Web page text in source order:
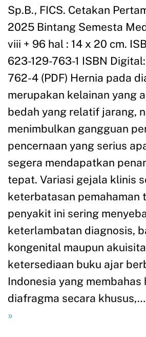
Sp.B., FICS. Cetakan
2025 Bintang Semesta
viii + 96 hal : 14 x 20 cm.
623-129-763-1 ISBN
762-4 (PDF) Hernia pada
merupakan kelainan yang
bedah yang relatif jarang,
menimbulkan gangguan
pencernaan yang serius
segera mendapatkan
tepat. Variasi gejala klinis
keterbatasan pemahaman
penyakit ini sering
keterlambatan diagnosis,
kongenital maupun
ketersediaan buku ajar
Indonesia yang membahas
diafragma secara khusus,…
»